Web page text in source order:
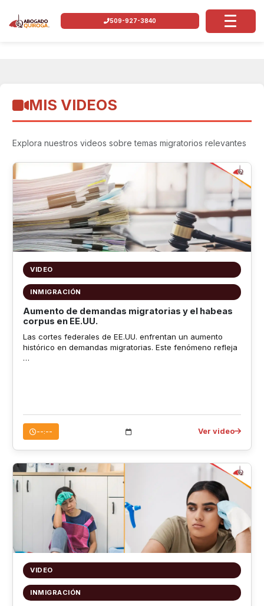
509-927-3840
MIS VIDEOS
Explora nuestros videos sobre temas migratorios relevantes
VIDEO
INMIGRACIÓN
Aumento de demandas migratorias y el habeas
corpus en EE.UU.
Las cortes federales de EE.UU. enfrentan un aumento
histórico en demandas migratorias. Este fenómeno refleja
…
--:-- Ver video
VIDEO
INMIGRACIÓN